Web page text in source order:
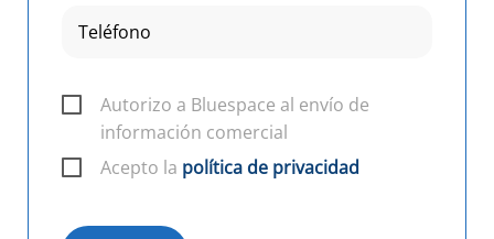
Autorizo a Bluespace al envío de
información comercial
Acepto la política de privacidad